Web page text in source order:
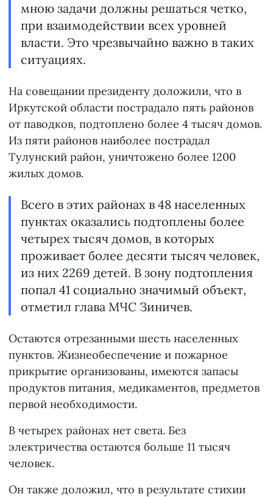
мною задачи должны решаться четко,
при взаимодействии всех уровней
власти. Это чрезвычайно важно в таких
ситуациях.
На совещании президенту доложили, что в
Иркутской области пострадало пять районов
от паводков, подтоплено более 4 тысяч домов.
Из пяти районов наиболее пострадал
Тулунский район, уничтожено более 1200
жилых домов.
Всего в этих районах в 48 населенных
пунктах оказались подтоплены более
четырех тысяч домов, в которых
проживает более десяти тысяч человек,
из них 2269 детей. В зону подтопления
попал 41 социально значимый объект,
отметил глава МЧС Зиничев.
Остаются отрезанными шесть населенных
пунктов. Жизнеобеспечение и пожарное
прикрытие организованы, имеются запасы
продуктов питания, медикаментов, предметов
первой необходимости.
В четырех районах нет света. Без
электричества остаются больше 11 тысяч
человек.
Он также доложил, что в результате стихии